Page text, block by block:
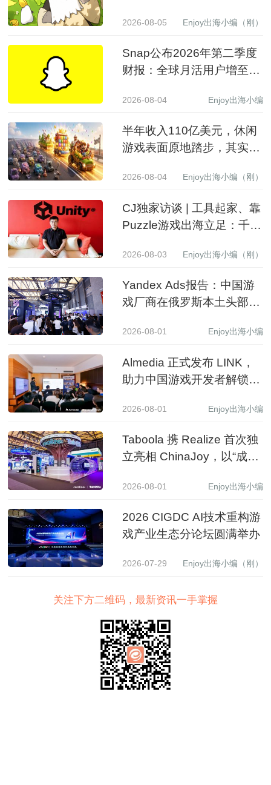
2026-08-05 Enjoy出海小编（刚）
Snap公布2026年第二季度
财报：全球月活用户增至
至15.99亿美元
2026-08-04 Enjoy出海小编
半年收入110亿美元，休闲
游戏表面原地踏步，其实已
2026-08-04 Enjoy出海小编（刚）
CJ独家访谈 | 工具起家、靠
Puzzle游戏出海立足：千万
2026-08-03 Enjoy出海小编（刚）
Yandex Ads报告：中国游
戏厂商在俄罗斯本土头部应
2026-08-01 Enjoy出海小编
Almedia 正式发布 LINK，
助力中国游戏开发者解锁收
2026-08-01 Enjoy出海小编
Taboola 携 Realize 首次独
立亮相 ChinaJoy，以“成长
全球增长新图景
2026-08-01 Enjoy出海小编
2026 CIGDC AI技术重构游
戏产业生态分论坛圆满举办
2026-07-29 Enjoy出海小编（刚）
关注下方二维码，最新资讯一手掌握